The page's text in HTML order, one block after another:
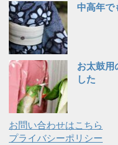
中高年で
お太鼓用
した
お問い合わせはこちら
プライバシーポリシー